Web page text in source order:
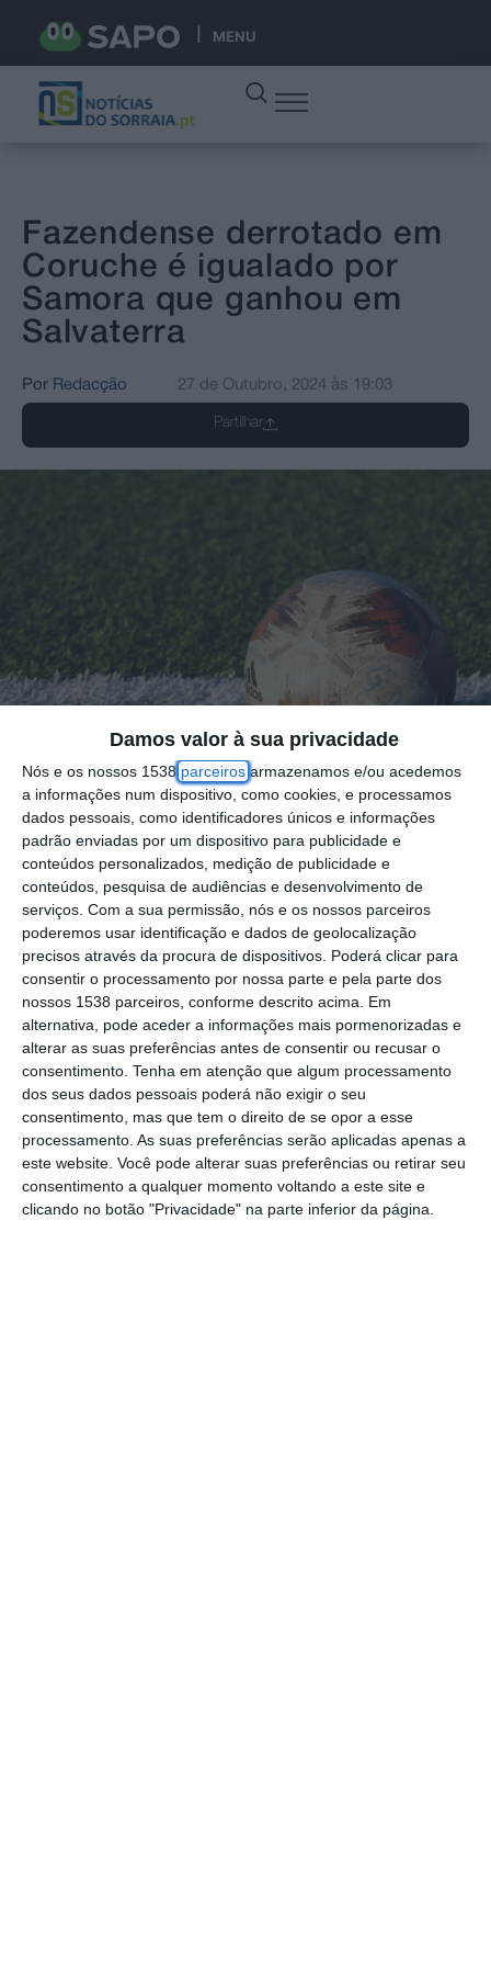
Damos valor à sua privacidade
Nós e os nossos 1538 parceiros armazenamos e/ou acedemos
a informações num dispositivo, como cookies, e processamos
dados pessoais, como identificadores únicos e informações
padrão enviadas por um dispositivo para publicidade e
conteúdos personalizados, medição de publicidade e
conteúdos, pesquisa de audiências e desenvolvimento de
serviços. Com a sua permissão, nós e os nossos parceiros
poderemos usar identificação e dados de geolocalização
precisos através da procura de dispositivos. Poderá clicar para
consentir o processamento por nossa parte e pela parte dos
nossos 1538 parceiros, conforme descrito acima. Em
alternativa, pode aceder a informações mais pormenorizadas e
alterar as suas preferências antes de consentir ou recusar o
consentimento. Tenha em atenção que algum processamento
dos seus dados pessoais poderá não exigir o seu
consentimento, mas que tem o direito de se opor a esse
processamento. As suas preferências serão aplicadas apenas a
este website. Você pode alterar suas preferências ou retirar seu
consentimento a qualquer momento voltando a este site e
clicando no botão "Privacidade" na parte inferior da página.
MENU
Fazendense derrotado em
Coruche é igualado por
Samora que ganhou em
Salvaterra
Por Redacção 27 de Outubro, 2024 às 19:03
Partilhar
A sétima jornada da primeira divisão distrital
de futebol trouxe algumas surpresas aos
campos de futebol do Ribatejo, fazendo com
que a classificação esteja cada vez mais ao
rubro.
O Fazendense, um dos candidatos, perdeu
em Coruche por 3 a 0 e viu o Samora
Correia iguala-lo no terceiro lugar, depois de
vencer por 3 a 2 em Salvaterra de Magos.